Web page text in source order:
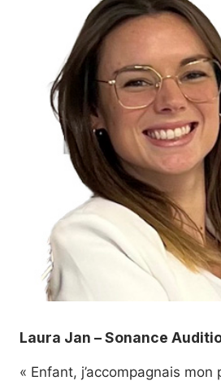
Laura Jan – Sonance
« Enfant, j’accompagnais mon